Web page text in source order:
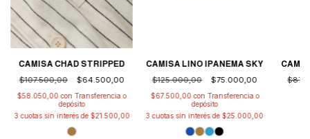
CAMISA CHAD STRIPPED
$107.500,00
$64.500,00
$58.050,00con Transferencia o
depósito
3 cuotas sin interés de $21.500,00
CAMISA LINO IPANEMA SKY
$125.000,00
$75.000,00
$67.500,00con Transferencia o
depósito
3 cuotas sin interés de$25.000,00